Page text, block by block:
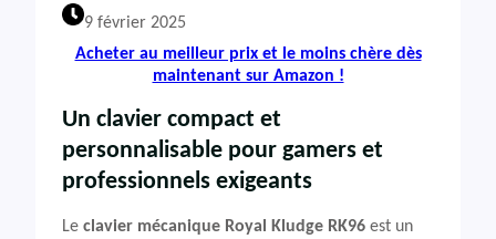
9 février 2025
Acheter au meilleur prix et le moins chère dès
maintenant sur Amazon !
Un clavier compact et
personnalisable pour gamers et
professionnels exigeants
Le clavier mécanique Royal Kludge RK96 est un